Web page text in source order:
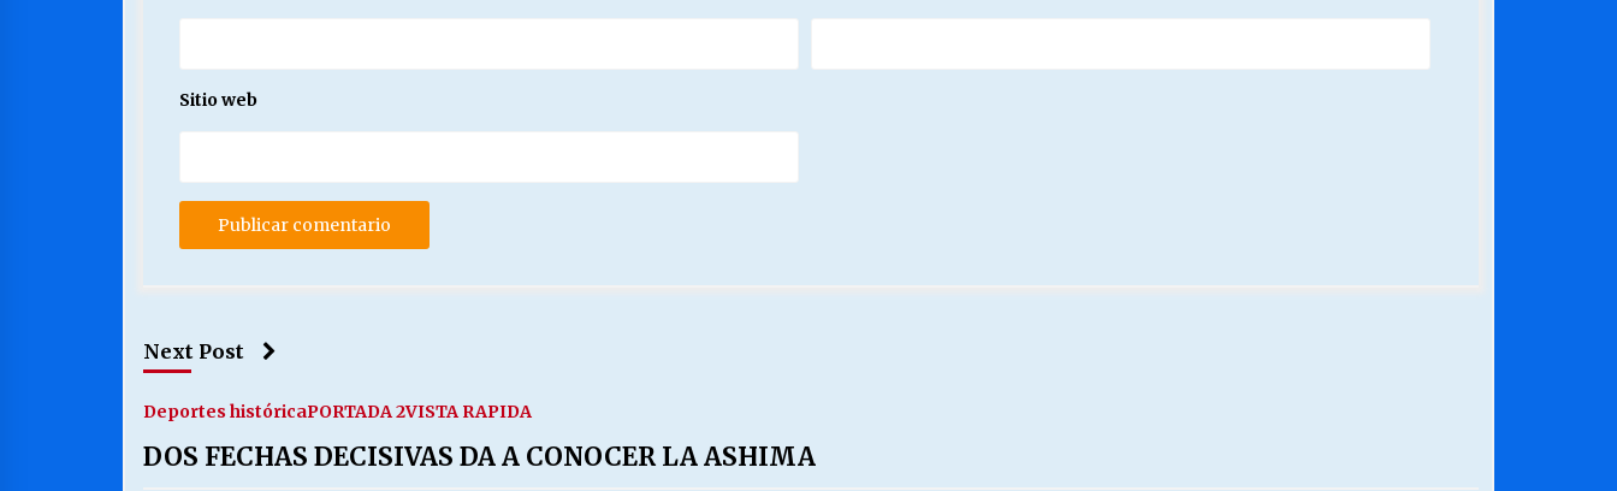
Sitio web
Next Post
Deportes históricaPORTADA 2VISTA RAPIDA
DOS FECHAS DECISIVAS DA A CONOCER LA ASHIMA